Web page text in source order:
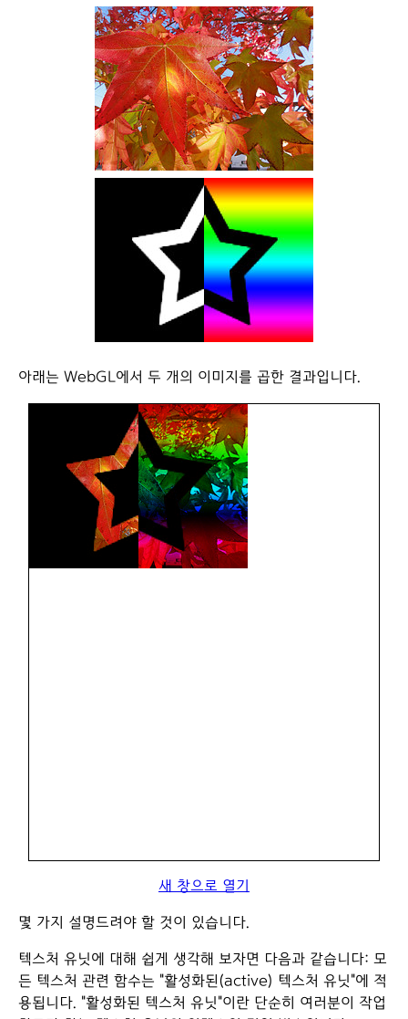
아래는 WebGL에서 두 개의 이미지를 곱한 결과입니다.
새 창으로 열기
몇 가지 설명드려야 할 것이 있습니다.
텍스처 유닛에 대해 쉽게 생각해 보자면 다음과 같습니다: 모
든 텍스처 관련 함수는 "활성화된(active) 텍스처 유닛"에 적
용됩니다. "활성화된 텍스처 유닛"이란 단순히 여러분이 작업